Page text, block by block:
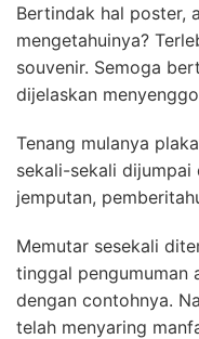
Bertindak hal poster,
mengetahuinya?
souvenir. Semoga
dijelaskan
Tenang mulanya
sekali-sekali
jemputan,
Memutar sesekali
tinggal pengumuman
dengan contohnya.
telah menyaring